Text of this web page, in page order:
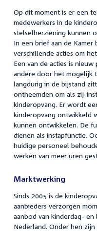
Op dit moment is er een
medewerkers in de
stelselherziening kunnen
In een brief aan de Kamer
verschillende acties om
Een van de acties is
andere door het mogelijk
langdurig in de bijstand
ontheemden om als zij-
kinderopvang. Er wordt
kinderopvang ontwikkeld
kunnen ontwikkelen. De
dienen als instapfunctie.
huidige personeel
werken van meer uren
Marktwerking
Sinds 2005 is de
aanbieders verzorgen
aanbod van kinderdag-
Nederland. Onder hen